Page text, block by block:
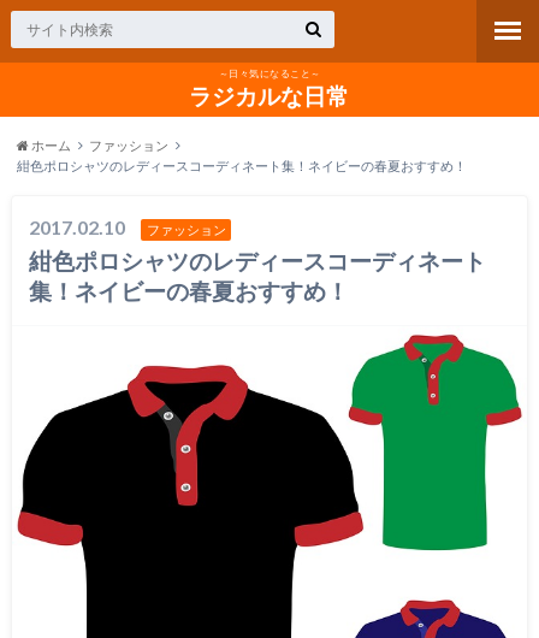
～日々気になること～
ラジカルな日常
ホーム
ファッション
紺色ポロシャツのレディースコーディネート集！ネイビーの春夏おすすめ！
2017.02.10 ファッション
紺色ポロシャツのレディースコーディネート
集！ネイビーの春夏おすすめ！